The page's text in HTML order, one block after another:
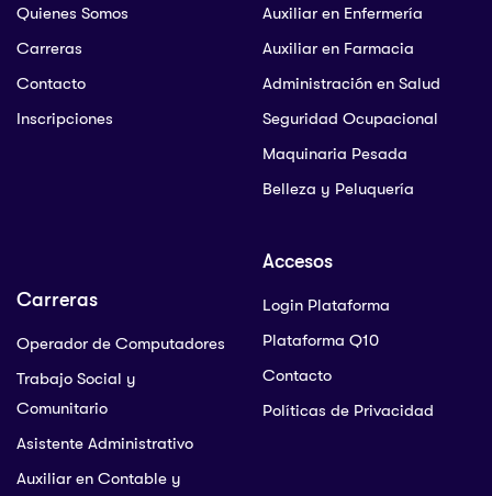
Quienes Somos
Carreras
Contacto
Inscripciones
Auxiliar en Enfermería
Auxiliar en Farmacia
Administración en Salud
Seguridad Ocupacional
Maquinaria Pesada
Belleza y Peluquería
Carreras
Operador de Computadores
Trabajo Social y
Comunitario
Asistente Administrativo
Auxiliar en Contable y
Accesos
Login Plataforma
Plataforma Q10
Contacto
Políticas de Privacidad